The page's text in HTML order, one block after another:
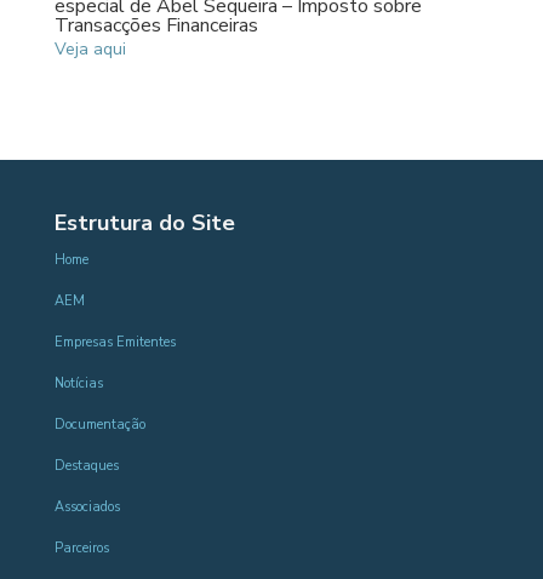
especial de Abel Sequeira – Imposto sobre
Transacções Financeiras
Veja aqui
Estrutura do Site
Home
AEM
Empresas Emitentes
Notícias
Documentação
Destaques
Associados
Parceiros